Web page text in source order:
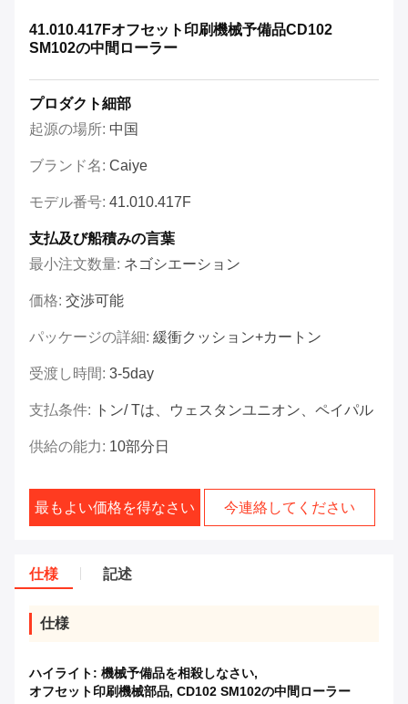
41.010.417Fオフセット印刷機械予備品CD102
SM102の中間ローラー
プロダクト細部
起源の場所: 中国
ブランド名: Caiye
モデル番号: 41.010.417F
支払及び船積みの言葉
最小注文数量: ネゴシエーション
価格: 交渉可能
パッケージの詳細: 緩衝クッション+カートン
受渡し時間: 3-5day
支払条件: トン/ Tは、ウェスタンユニオン、ペイパル
供給の能力: 10部分日
最もよい価格を得なさい 今連絡してください
仕様 記述
仕様
ハイライト: 機械予備品を相殺しなさい,
オフセット印刷機械部品, CD102 SM102の中間ローラー